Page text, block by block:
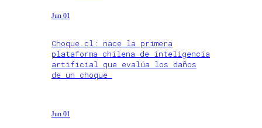
Jun 01
Choque.cl: nace la primera
plataforma chilena de inteligencia
artificial que evalúa los daños
de un choque
Jun 01